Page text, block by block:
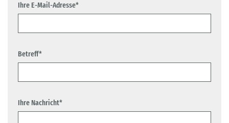
Ihre E-Mail-Adresse*
Betreff*
Ihre Nachricht*